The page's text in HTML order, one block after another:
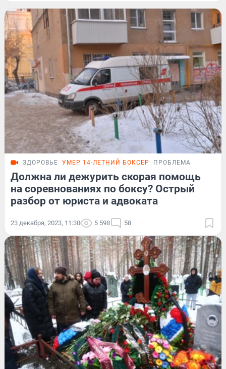
ЗДОРОВЬЕ УМЕР 14-ЛЕТНИЙ БОКСЕР ПРОБЛЕМА
Должна ли дежурить скорая помощь
на соревнованиях по боксу? Острый
разбор от юриста и адвоката
23 декабря, 2023, 11:30 5 598 58